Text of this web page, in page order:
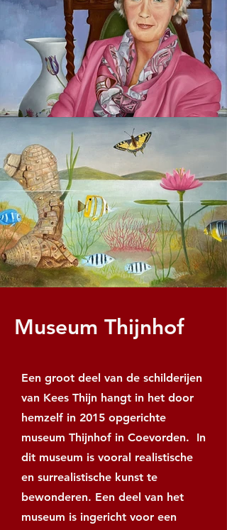
Museum Thijnhof
Een groot deel van de schilderijen
van Kees Thijn hangt in het door
hemzelf in 2015 opgerichte
museum Thijnhof in Coevorden. In
dit museum is vooral realistische
en surrealistische kunst te
bewonderen. Een deel van het
museum is ingericht voor een